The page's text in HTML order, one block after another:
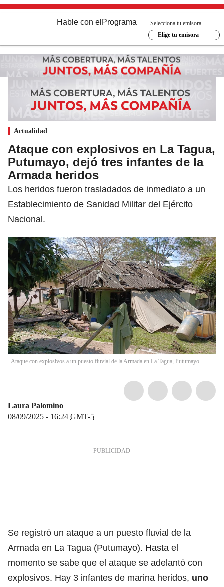
Hable con el Programa
Selecciona tu emisora
Elige tu emisora
Actualidad
Ataque con explosivos en La Tagua,
Putumayo, dejó tres infantes de la
Armada heridos
Los heridos fueron trasladados de inmediato a un
Establecimiento de Sanidad Militar del Ejército
Nacional.
Ataque con explosivos a un puesto fluvial de la Armada en La Tagua, Putumayo.
Laura Palomino
08/09/2025 - 16:24 GMT-5
Se registró un ataque a un puesto fluvial de la
Armada en La Tagua (Putumayo). Hasta el
momento se sabe que el ataque se adelantó con
explosivos. Hay 3 infantes de marina heridos, uno